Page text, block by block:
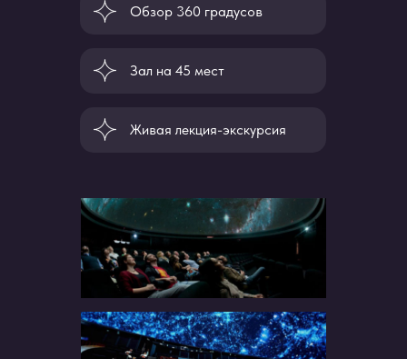
Обзор 360 градусов
Зал на 45 мест
Живая лекция-экскурсия